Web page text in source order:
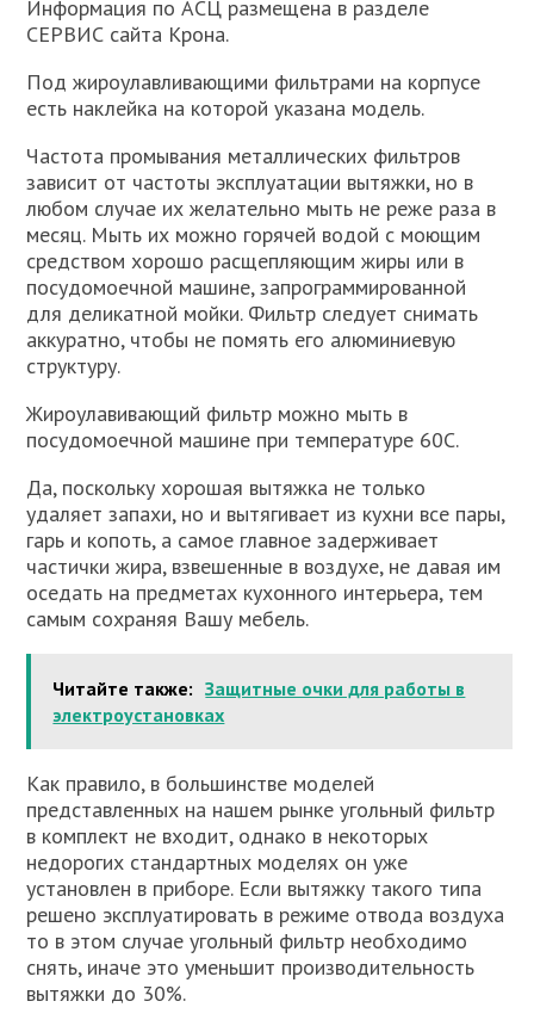
Информация по АСЦ размещена в разделе
СЕРВИС сайта Крона.
Под жироулавливающими фильтрами на корпусе
есть наклейка на которой указана модель.
Частота промывания металлических фильтров
зависит от частоты эксплуатации вытяжки, но в
любом случае их желательно мыть не реже раза в
месяц. Мыть их можно горячей водой с моющим
средством хорошо расщепляющим жиры или в
посудомоечной машине, запрограммированной
для деликатной мойки. Фильтр следует снимать
аккуратно, чтобы не помять его алюминиевую
структуру.
Жироулавивающий фильтр можно мыть в
посудомоечной машине при температуре 60С.
Да, поскольку хорошая вытяжка не только
удаляет запахи, но и вытягивает из кухни все пары,
гарь и копоть, а самое главное задерживает
частички жира, взвешенные в воздухе, не давая им
оседать на предметах кухонного интерьера, тем
самым сохраняя Вашу мебель.
Читайте также: Защитные очки для работы в
электроустановках
Как правило, в большинстве моделей
представленных на нашем рынке угольный фильтр
в комплект не входит, однако в некоторых
недорогих стандартных моделях он уже
установлен в приборе. Если вытяжку такого типа
решено эксплуатировать в режиме отвода воздуха
то в этом случае угольный фильтр необходимо
снять, иначе это уменьшит производительность
вытяжки до 30%.